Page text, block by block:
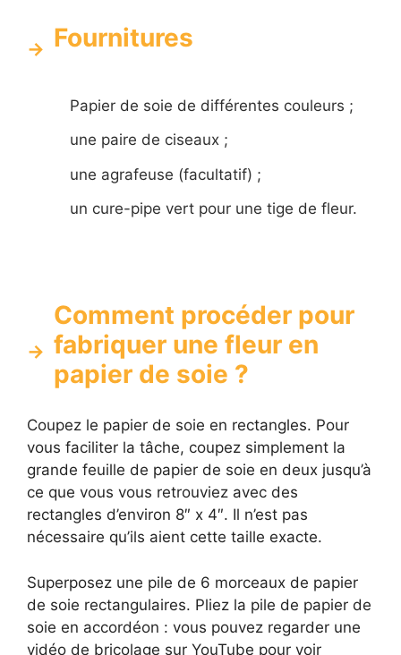
Fournitures
Papier de soie de différentes couleurs ;
une paire de ciseaux ;
une agrafeuse (facultatif) ;
un cure-pipe vert pour une tige de fleur.
Comment procéder pour
fabriquer une fleur en
papier de soie ?
Coupez le papier de soie en rectangles. Pour
vous faciliter la tâche, coupez simplement la
grande feuille de papier de soie en deux jusqu’à
ce que vous vous retrouviez avec des
rectangles d’environ 8″ x 4″. Il n’est pas
nécessaire qu’ils aient cette taille exacte.
Superposez une pile de 6 morceaux de papier
de soie rectangulaires. Pliez la pile de papier de
soie en accordéon : vous pouvez regarder une
vidéo de bricolage sur YouTube pour voir